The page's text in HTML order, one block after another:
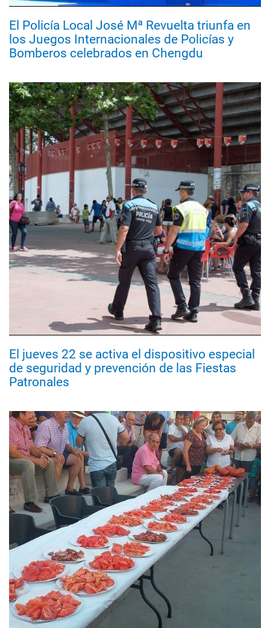
El Policía Local José Mª Revuelta triunfa en
los Juegos Internacionales de Policías y
Bomberos celebrados en Chengdu
El jueves 22 se activa el dispositivo especial
de seguridad y prevención de las Fiestas
Patronales